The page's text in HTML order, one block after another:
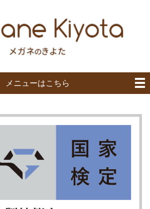
メニューはこちら